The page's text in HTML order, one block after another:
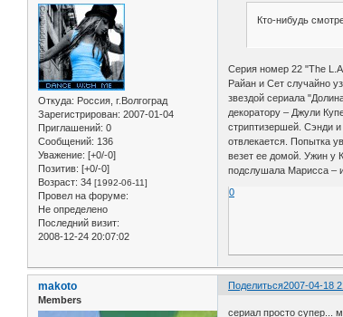
Откуда: Россия, г.Волгоград
Зарегистрирован: 2007-01-04
Приглашений: 0
Сообщений: 136
Уважение: [+0/-0]
Позитив: [+0/-0]
Возраст: 34 [1992-06-11]
Провел на форуме:
Не определено
Последний визит:
2008-12-24 20:07:02
Кто-нибудь
Серия номер 22 "The
Райан и Сет случайно
звездой сериала
декоратору – Джули
стриптизершей. Сэнди
отвлекается. Попытка
везет ее домой. Ужин у
подслушала Марисса –
0
Поделиться2007-04-18
makoto
Members
сериал просто супер...